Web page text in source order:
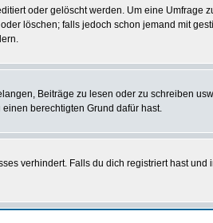
oder gelöscht werden. Um eine
löschen; falls jedoch schon jemand mit
Beiträge zu lesen oder zu schreiben
berechtigten Grund dafür hast.
verhindert. Falls du dich registriert hast